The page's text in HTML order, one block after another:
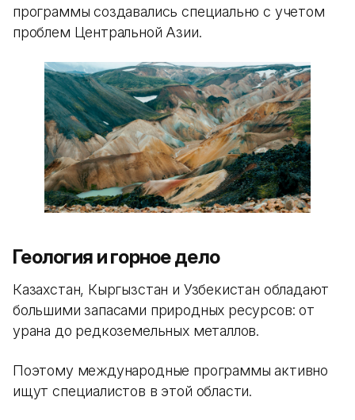
программы создавались специально с учетом
проблем Центральной Азии.
Геология и горное дело
Казахстан, Кыргызстан и Узбекистан обладают
большими запасами природных ресурсов: от
урана до редкоземельных металлов.
Поэтому международные программы активно
ищут специалистов в этой области.